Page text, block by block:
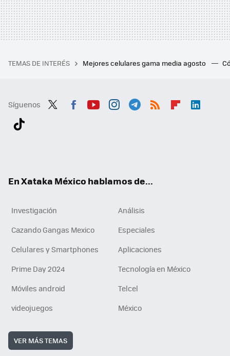
TEMAS DE INTERÉS Mejores celulares gama media agosto
Síguenos
En Xataka México hablamos de...
Investigación
Análisis
Cazando Gangas Mexico
Especiales
Celulares y Smartphones
Aplicaciones
Prime Day 2024
Tecnología en México
Móviles android
Telcel
videojuegos
México
VER MÁS TEMAS